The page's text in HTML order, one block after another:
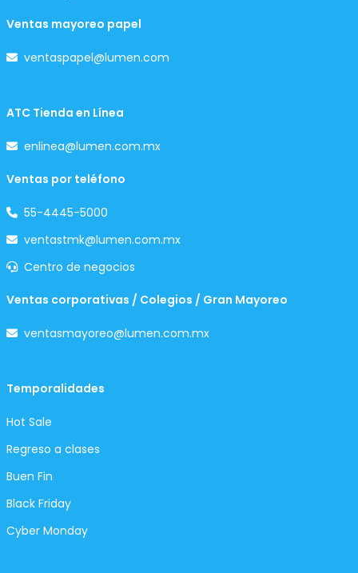
Ventas mayoreo papel
ventaspapel@lumen.com
ATC Tienda en Línea
enlinea@lumen.com.mx
Ventas por teléfono
55-4445-5000
ventastmk@lumen.com.mx
Centro de negocios
Ventas corporativas / Colegios / Gran Mayoreo
ventasmayoreo@lumen.com.mx
Temporalidades
Hot Sale
Regreso a clases
Buen Fin
Black Friday
Cyber Monday